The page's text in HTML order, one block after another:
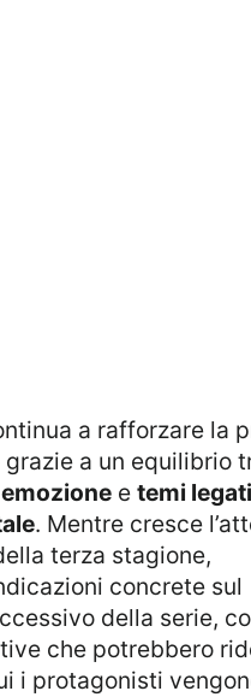
a un equilibrio
emozione etemi
. Mentre cresce
terza stagione,
concrete sul
della serie,
che potrebbero
i protagonisti